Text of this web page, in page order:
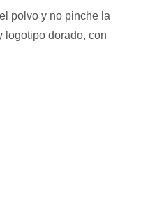
polvo y no pinche la
logotipo dorado, con